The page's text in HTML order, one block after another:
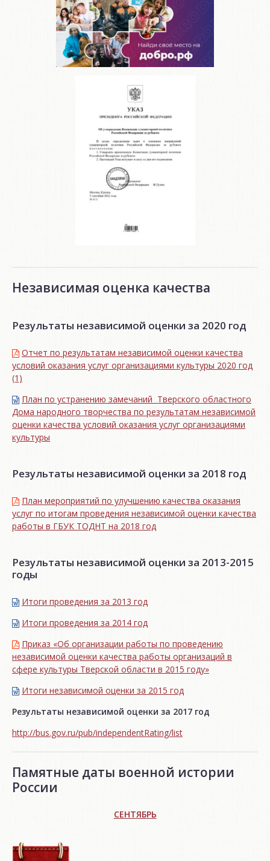
Независимая оценка качества
Результаты независимой оценки за 2020 год
Отчет по результатам независимой оценки качества
условий оказания услуг организациями культуры 2020 год
(1)
План по устранению замечаний Тверского областного
Дома народного творчества по результатам независимой
оценки качества условий оказания услуг организациями
культуры
Результаты независимой оценки за 2018 год
План мероприятий по улучшению качества оказания
услуг по итогам проведения независимой оценки качества
работы в ГБУК ТОДНТ на 2018 год
Результаты независимой оценки за 2013-2015
годы
Итоги проведения за 2013 год
Итоги проведения за 2014 год
Приказ «Об организации работы по проведению
независимой оценки качества работы организаций в
сфере культуры Тверской области в 2015 году»
Итоги независимой oценки за 2015 год
Результаты независимой оценки за 2017 год
http://bus.gov.ru/pub/independentRating/list
Памятные даты военной истории
России
СЕНТЯБРЬ